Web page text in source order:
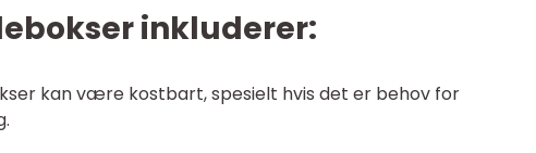
inkluderer:
kan være kostbart, spesielt hvis det er behov for